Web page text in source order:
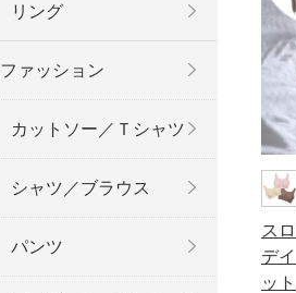
ス
デ
ット
リング
ファッション
カットソー／Ｔシャツ
シャツ／ブラウス
パンツ